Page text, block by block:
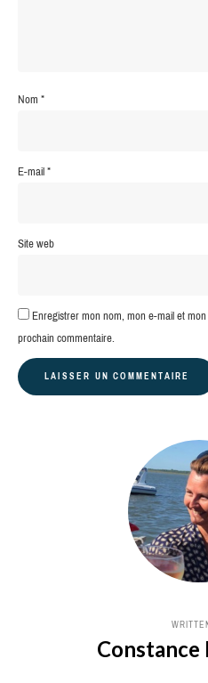
Nom*
E-mail*
Site web
Enregistrer mon nom, mon e-mail et
prochain commentaire.
Constance